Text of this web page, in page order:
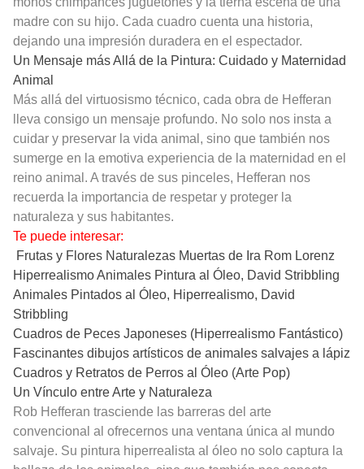
madre con su hijo. Cada cuadro cuenta una historia,
dejando una impresión duradera en el espectador.
Un Mensaje más Allá de la Pintura: Cuidado y Maternidad
Animal
Más allá del virtuosismo técnico, cada obra de Hefferan
lleva consigo un mensaje profundo. No solo nos insta a
cuidar y preservar la vida animal, sino que también nos
sumerge en la emotiva experiencia de la maternidad en el
reino animal. A través de sus pinceles, Hefferan nos
recuerda la importancia de respetar y proteger la
naturaleza y sus habitantes.
Te puede interesar:
Frutas y Flores Naturalezas Muertas de Ira Rom Lorenz
Hiperrealismo Animales Pintura al Óleo, David Stribbling
Animales Pintados al Óleo, Hiperrealismo, David
Stribbling
Cuadros de Peces Japoneses (Hiperrealismo Fantástico)
Fascinantes dibujos artísticos de animales salvajes a lápiz
Cuadros y Retratos de Perros al Óleo (Arte Pop)
Un Vínculo entre Arte y Naturaleza
Rob Hefferan trasciende las barreras del arte
convencional al ofrecernos una ventana única al mundo
salvaje. Su pintura hiperrealista al óleo no solo captura la